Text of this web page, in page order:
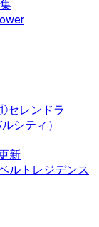
レンドラ
シティ）
新
ルトレジデンス